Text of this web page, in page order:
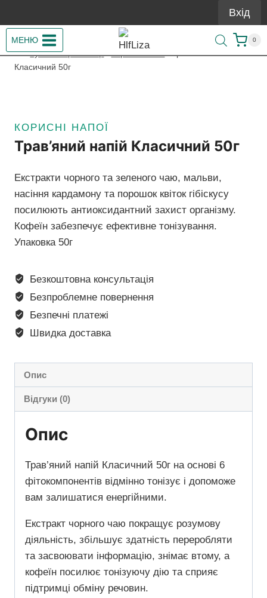
до
вмісту
Вхід
МЕНЮ 0
/ Купити Гербалайф / Корисні напої / Трав’яний напій
Класичний 50г
КОРИСНІ НАПОЇ
Трав’яний напій Класичний 50г
Екстракти чорного та зеленого чаю, мальви,
насіння кардамону та порошок квіток гібіскусу
посилюють антиоксидантний захист організму.
Кофеїн забезпечує ефективне тонізування.
Упаковка 50г
Безкоштовна консультація
Безпроблемне повернення
Безпечні платежі
Швидка доставка
Опис
Відгуки (0)
Опис
Трав’яний напій Класичний 50г на основі 6
фітокомпонентів відмінно тонізує і допоможе
вам залишатися енергійними.
Екстракт чорного чаю покращує розумову
діяльність, збільшує здатність переробляти
та засвоювати інформацію, знімає втому, а
кофеїн посилює тонізуючу дію та сприяє
підтримці обміну речовин.